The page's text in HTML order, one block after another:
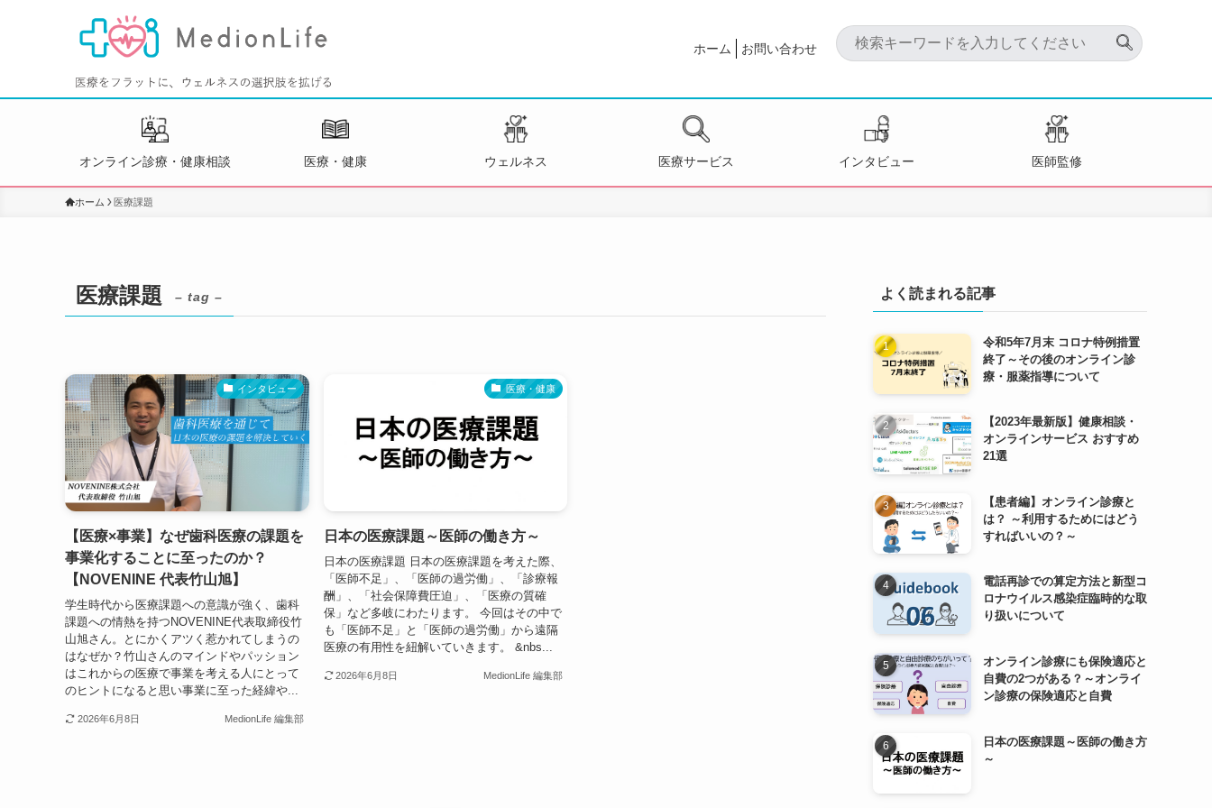
ホーム お問い合わせ
オンライン診療・健康相談 医療・健康 ウェルネス 医療サービス インタビュー 医師監修
ホーム 医療課題
医療課題 – tag –
インタビュー
【医療×事業】なぜ歯科医療の課題を
事業化することに至ったのか？
【NOVENINE 代表竹山旭】
学生時代から医療課題への意識が強く、歯科
課題への情熱を持つNOVENINE代表取締役竹
山旭さん。とにかくアツく惹かれてしまうの
はなぜか？竹山さんのマインドやパッション
はこれからの医療で事業を考える人にとって
のヒントになると思い事業に至った経緯や...
2026年6月8日 MedionLife 編集部
医療・健康
日本の医療課題～医師の働き方～
日本の医療課題 日本の医療課題を考えた際、
「医師不足」、「医師の過労働」、「診療報
酬」、「社会保障費圧迫」、「医療の質確
保」など多岐にわたります。 今回はその中で
も「医師不足」と「医師の過労働」から遠隔
医療の有用性を紐解いていきます。 &nbs...
2026年6月8日 MedionLife 編集部
よく読まれる記事
令和5年7月末 コロナ特例措置
終了～その後のオンライン診
療・服薬指導について
【2023年最新版】健康相談・
オンラインサービス おすすめ
21選
【患者編】オンライン診療と
は？ ～利用するためにはどう
すればいいの？～
電話再診での算定方法と新型コ
ロナウイルス感染症臨時的な取
り扱いについて
オンライン診療にも保険適応と
自費の2つがある？～オンライ
ン診療の保険適応と自費
日本の医療課題～医師の働き方
～